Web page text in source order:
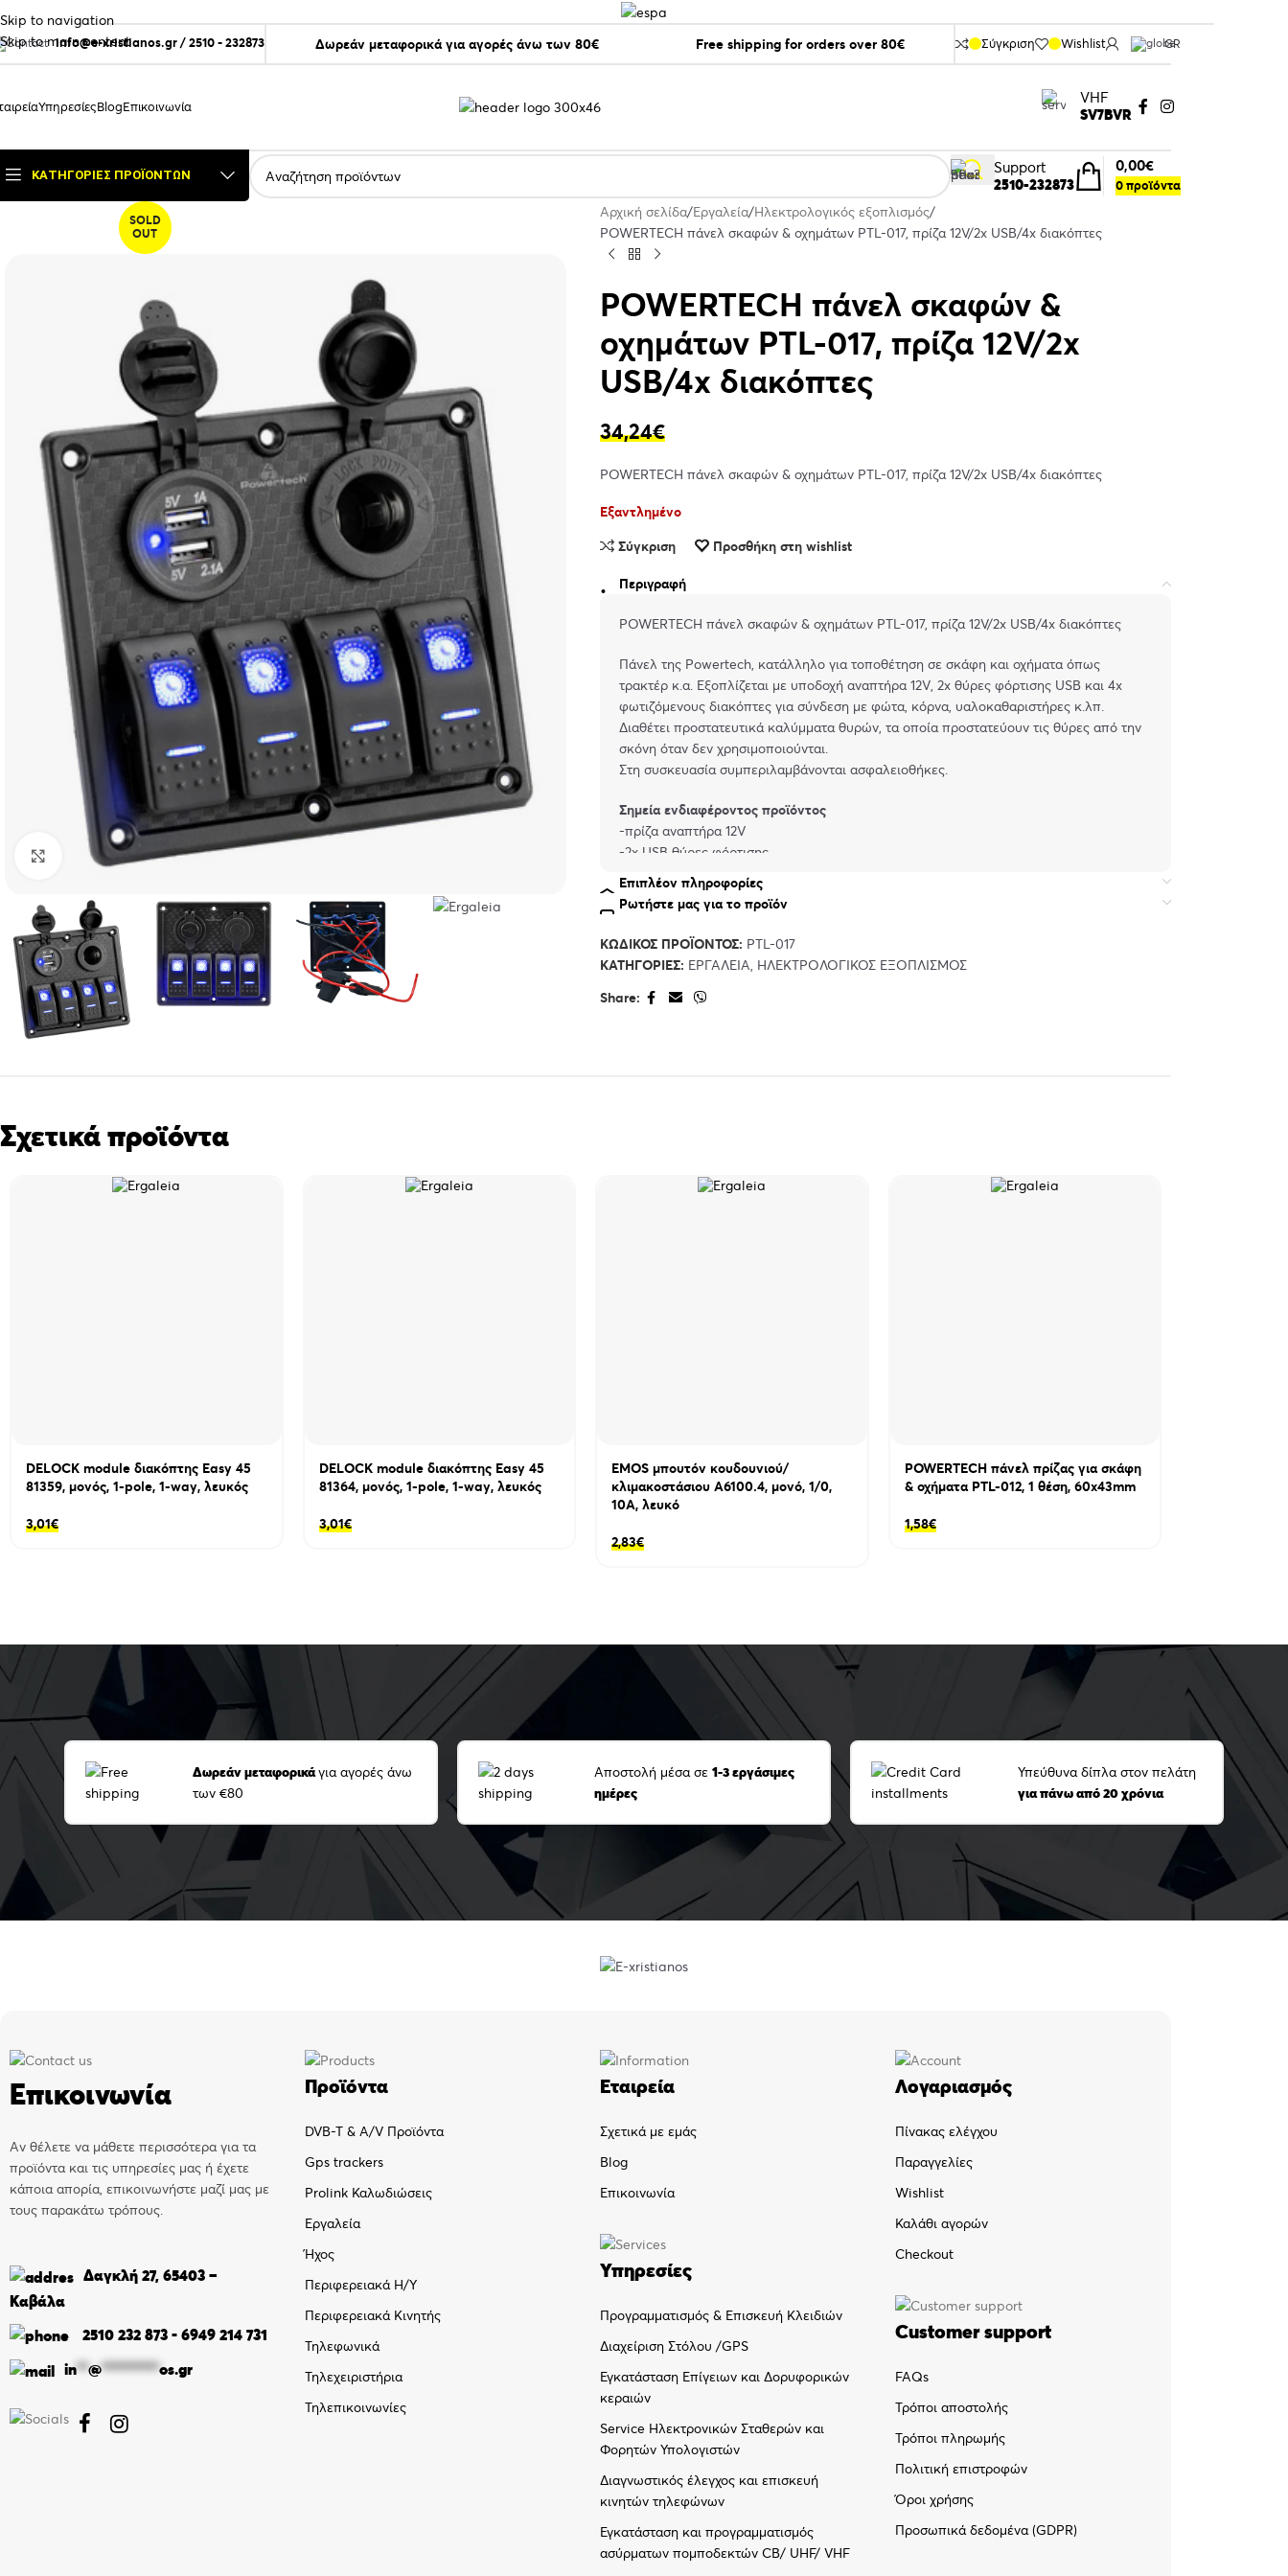
Skip to navigation
Skip to main content
info@e-xristianos.gr/2510 - 232873 Δωρεάν μεταφορικά για αγορές άνω των 80€ Free shipping for orders over 80€ Σύγκριση Wishlist GR
ΥπηρεσίεςBlogΕπικοινωνία
VHF
SV7BVR
ΚΑΤΗΓΟΡΊΕΣ ΠΡΟΪΌΝΤΩΝ
Support
2510-232873
0προϊόντα
0,00€
SOLD
OUT
Click to enlarge
Αρχική σελίδα Εργαλεία Ηλεκτρολογικός εξοπλισμός
POWERTECH πάνελ σκαφών & οχημάτων PTL-017, πρίζα 12V/2x USB/4x διακόπτες
POWERTECH πάνελ σκαφών &
οχημάτων PTL-017, πρίζα 12V/2x
USB/4x διακόπτες
34,24€
POWERTECH πάνελ σκαφών & οχημάτων PTL-017, πρίζα 12V/2x USB/4x διακόπτες
Εξαντλημένο
Σύγκριση
Προσθήκη στη wishlist
Περιγραφή
POWERTECH πάνελ σκαφών & οχημάτων PTL-017, πρίζα 12V/2x USB/4x διακόπτες
Πάνελ της Powertech, κατάλληλο για τοποθέτηση σε σκάφη και οχήματα όπως
τρακτέρ κ.α. Εξοπλίζεται με υποδοχή αναπτήρα 12V, 2x θύρες φόρτισης USB και 4x
φωτιζόμενους διακόπτες για σύνδεση με φώτα, κόρνα, υαλοκαθαριστήρες κ.λπ.
Διαθέτει προστατευτικά καλύμματα θυρών, τα οποία προστατεύουν τις θύρες από την
σκόνη όταν δεν χρησιμοποιούνται.
Στη συσκευασία συμπεριλαμβάνονται ασφαλειοθήκες.
Σημεία ενδιαφέροντος προϊόντος
-πρίζα αναπτήρα 12V
-2x USB θύρες φόρτισης
-με προστατευτικά καλύμματα
-IP65 στεγανοποίηση
-Τοποθέτηση: Σε κονσόλες/πάνελ σκαφών & οχημάτων
-Είσοδος: DC 12V/20A, 24V/10A
Επιπλέον πληροφορίες
Ρωτήστε μας για το προϊόν
ΚΩΔΙΚΌΣ ΠΡΟΪΌΝΤΟΣ: PTL-017
ΚΑΤΗΓΟΡΊΕΣ: ΕΡΓΑΛΕΊΑ ΗΛΕΚΤΡΟΛΟΓΙΚΌΣ ΕΞΟΠΛΙΣΜΌΣ
Share:
Σχετικά προϊόντα
DELOCK module διακόπτης Easy 45
81359, μονός, 1-pole, 1-way, λευκός
3,01€
DELOCK module διακόπτης Easy 45
81364, μονός, 1-pole, 1-way, λευκός
3,01€
EMOS μπουτόν κουδουνιού/
κλιμακοστάσιου A6100.4, μονό, 1/0,
10A, λευκό
2,83€
POWERTECH πάνελ πρίζας για σκάφη
& οχήματα PTL-012, 1 θέση, 60x43mm
1,58€
Δωρεάν μεταφορικάγια αγορές άνω
των €80
Αποστολή μέσα σε 1-3 εργάσιμες
ημέρες
Υπεύθυνα δίπλα στον πελάτη
για πάνω από 20 χρόνια
Επικοινωνία
Αν θέλετε να μάθετε περισσότερα για τα
προϊόντα και τις υπηρεσίες μας ή έχετε
κάποια απορία, επικοινωνήστε μαζί μας με
τους παρακάτω τρόπους.
Δαγκλή 27, 65403 –
Καβάλα
2510 232 873 - 6949 214 731
in**@**********os.gr
 
Προϊόντα
DVB-T & A/V Προϊόντα
Gps trackers
Prolink Καλωδιώσεις
Εργαλεία
Ήχος
Περιφερειακά Η/Υ
Περιφερειακά Κινητής
Τηλεφωνικά
Τηλεχειριστήρια
Τηλεπικοινωνίες
Εταιρεία
Σχετικά με εμάς
Blog
Επικοινωνία
Υπηρεσίες
Προγραμματισμός & Επισκευή Κλειδιών
Διαχείριση Στόλου /GPS
Εγκατάσταση Επίγειων και Δορυφορικών
κεραιών
Service Ηλεκτρονικών Σταθερών και
Φορητών Υπολογιστών
Διαγνωστικός έλεγχος και επισκευή
κινητών τηλεφώνων
Εγκατάσταση και προγραμματισμός
ασύρματων πομποδεκτών CB/ UHF/ VHF
Λογαριασμός
Πίνακας ελέγχου
Παραγγελίες
Wishlist
Καλάθι αγορών
Checkout
Customer support
FAQs
Τρόποι αποστολής
Τρόποι πληρωμής
Πολιτική επιστροφών
Όροι χρήσης
Προσωπικά δεδομένα (GDPR)